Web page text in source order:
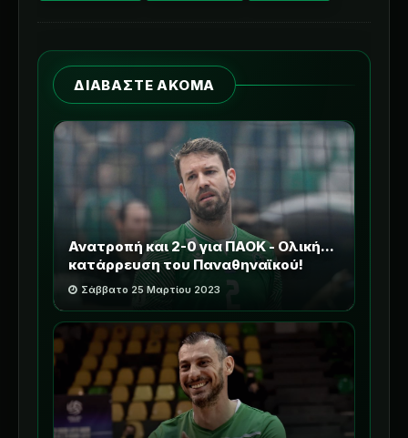
ΔΙΑΒΑΣΤΕ ΑΚΟΜΑ
Ανατροπή και 2-0 για ΠΑΟΚ - Ολική...
κατάρρευση του Παναθηναϊκού!
Σάββατο 25 Μαρτίου 2023